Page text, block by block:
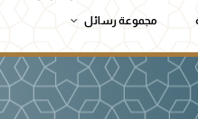
مجموعة رسائل